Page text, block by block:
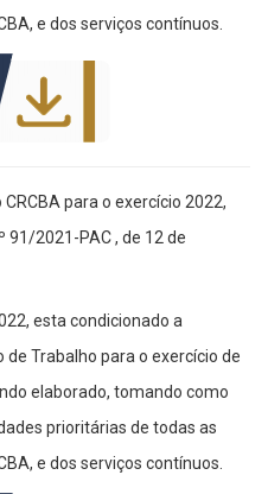
e dos serviços contínuos.
para o exercício 2022,
91/2021-PAC , de 12 de
esta condicionado a
Trabalho para o exercício de
elaborado, tomando como
prioritárias de todas as
e dos serviços contínuos.